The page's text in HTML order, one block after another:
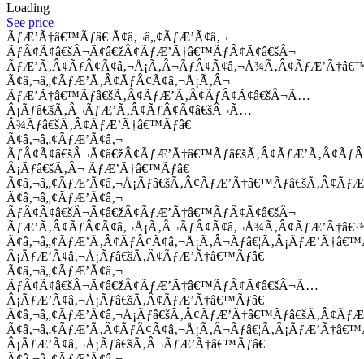
Loading
See price
ÃƒÆ’Ã†â€™Ãƒâ€ Ã¢â‚¬â„¢ÃƒÆ’Ã¢â‚¬
ÃƒÂ¢Ã¢â€šÂ¬Ã¢â€žÂ¢ÃƒÆ’Ã†â€™ÃƒÂ¢Ã¢â€šÂ¬
Ã¢â‚¬â„¢ÃƒÆ’Ã‚Â¢ÃƒÂ¢Ã¢â‚¬Å¡Ã‚Â¬
ÃƒÆ’Ã†â€™Ãƒâ€šÃ‚Â¢ÃƒÆ’Ã‚Â¢ÃƒÂ¢Ã¢â€šÂ¬Ã…
Â¡Ãƒâ€šÃ‚Â¬ÃƒÆ’Ã‚Â¢ÃƒÂ¢Ã¢â€šÂ¬Ã…
Â¾Ãƒâ€šÃ‚Â¢ÃƒÆ’Ã†â€™Ãƒâ€
Ã¢â‚¬â„¢ÃƒÆ’Ã¢â‚¬
Â¡Ãƒâ€šÃ‚Â¬ ÃƒÆ’Ã†â€™Ãƒâ€
Ã¢â‚¬â„¢ÃƒÆ’Ã¢â‚¬
ÃƒÂ¢Ã¢â€šÂ¬Ã¢â€žÂ¢ÃƒÆ’Ã†â€™ÃƒÂ¢Ã¢â€šÂ¬
Â¡ÃƒÆ’Ã¢â‚¬Å¡Ãƒâ€šÃ‚Â¢ÃƒÆ’Ã†â€™Ãƒâ€
Ã¢â‚¬â„¢ÃƒÆ’Ã¢â‚¬
ÃƒÂ¢Ã¢â€šÂ¬Ã¢â€žÂ¢ÃƒÆ’Ã†â€™ÃƒÂ¢Ã¢â€šÂ¬Ã…
Â¡ÃƒÆ’Ã¢â‚¬Å¡Ãƒâ€šÃ‚Â¢ÃƒÆ’Ã†â€™Ãƒâ€
Â¡ÃƒÆ’Ã¢â‚¬Å¡Ãƒâ€šÃ‚Â¬ÃƒÆ’Ã†â€™Ãƒâ€